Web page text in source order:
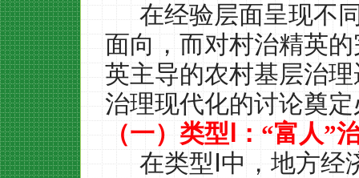
在经验层面呈现不
面向，而对村治精英
英主导的农村基层治
治理现代化的讨论奠
（一）类型Ⅰ：“富人”
在类型Ⅰ中，地方